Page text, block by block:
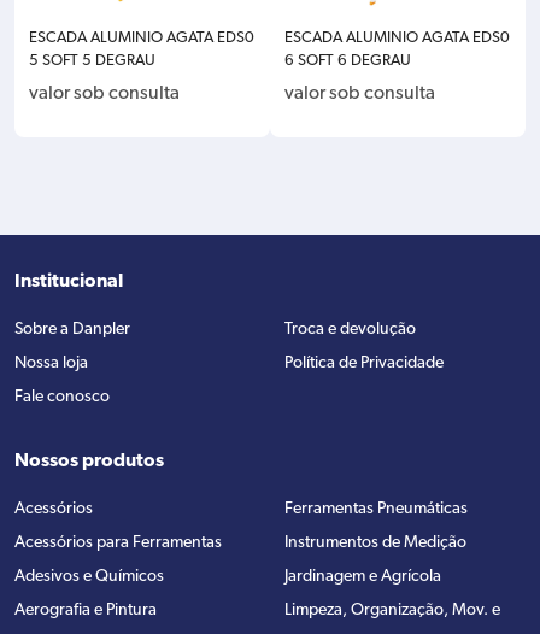
ESCADA ALUMINIO AGATA EDS0
5 SOFT 5 DEGRAU
valor sob consulta
ESCADA ALUMINIO AGATA EDS0
6 SOFT 6 DEGRAU
valor sob consulta
Institucional
Sobre a Danpler
Nossa loja
Fale conosco
Troca e devolução
Política de Privacidade
Nossos produtos
Acessórios
Acessórios para Ferramentas
Adesivos e Químicos
Aerografia e Pintura
Ferramentas Pneumáticas
Instrumentos de Medição
Jardinagem e Agrícola
Limpeza, Organização, Mov. e